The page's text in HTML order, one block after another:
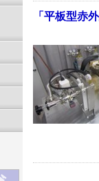
「平板型赤